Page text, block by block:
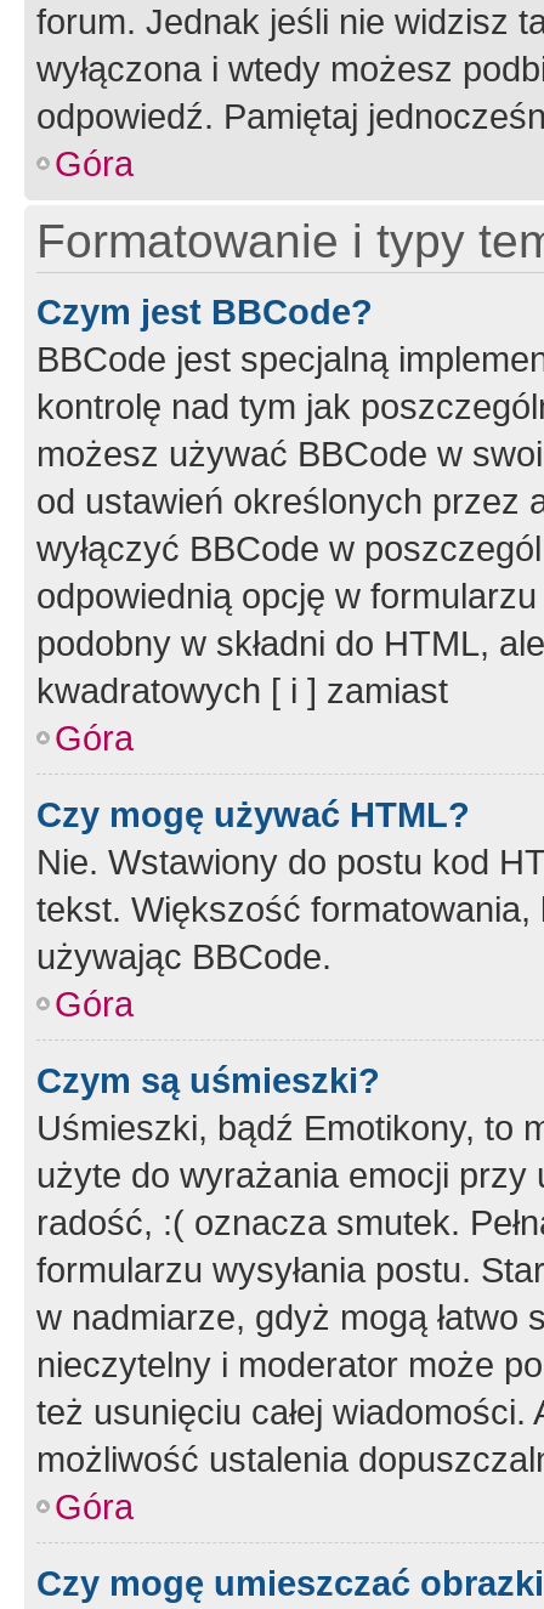
forum. Jednak jeśli nie widzisz
wyłączona i wtedy możesz
odpowiedź. Pamiętaj
Góra
Formatowanie i typy
Czym jest BBCode?
BBCode jest specjalną
kontrolę nad tym jak
możesz używać BBCode w
od ustawień określonych przez
wyłączyć BBCode w
odpowiednią opcję w
podobny w składni do HTML,
kwadratowych [ i ] zamiast
Góra
Czy mogę używać HTML?
Nie. Wstawiony do postu kod
tekst. Większość
używając BBCode.
Góra
Czym są uśmieszki?
Uśmieszki, bądź Emotikony, to
użyte do wyrażania emocji
radość, :( oznacza smutek.
formularzu wysyłania postu.
w nadmiarze, gdyż mogą
nieczytelny i moderator może
też usunięciu całej
możliwość ustalenia
Góra
Czy mogę umieszczać